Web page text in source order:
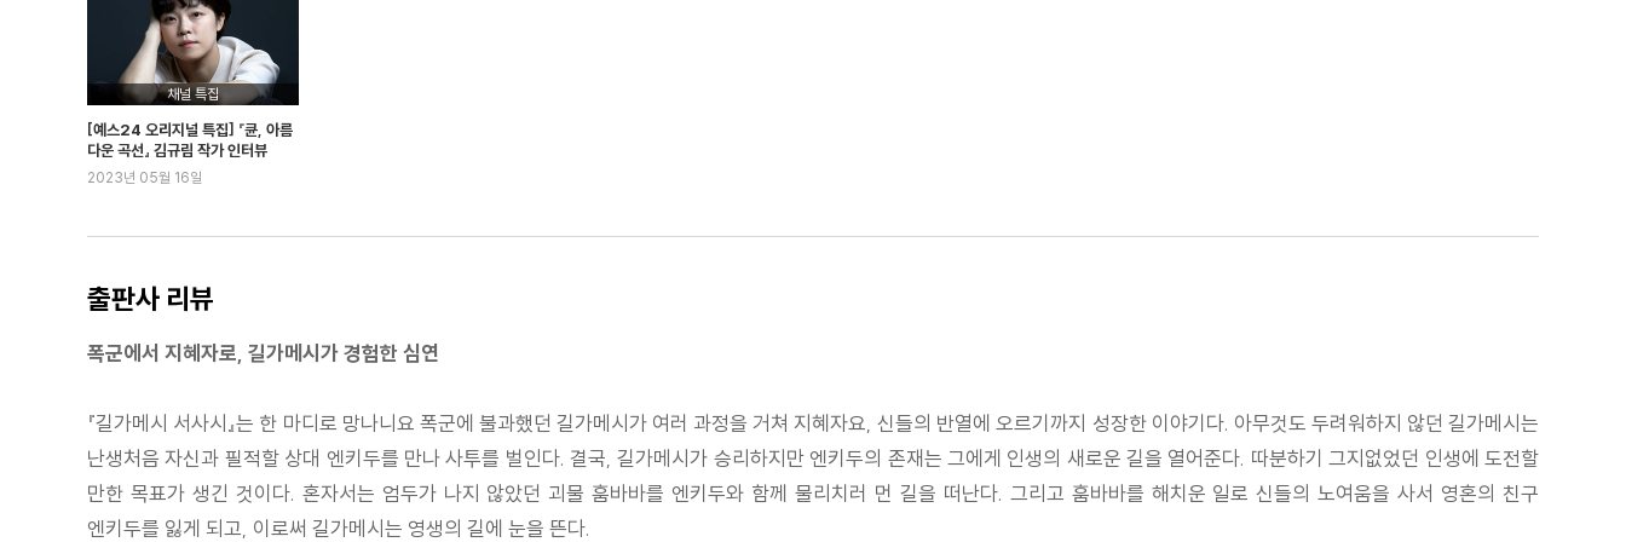
태블릿 XI. 거부당한 영생
태블릿 XII. 부록
2부. 수메르어 길가메시 시들
길가메시와 아카: ‘아카의 사절단’
길가메시와 후와와: ‘산 자의 산으로 가는 왕’과 ‘만만세!’
길가메시와 하늘의 황소: ‘전쟁 영웅’
3부. 바빌로니아 길가메시 서사시의 구버전 파편들
엔키두의 창조
길가메시가 엔키두의 꿈을 꾸다: 엔키두가 우루크에 도착하다
엔키두가 길가메시의 형제가 되다: 삼나무 숲으로의 원정 준비
삼나무 숲으로 가는 길에서 꾼 첫 번째와 두 번째 꿈
채널 특집
[예스24 오리지널 특집] 『큔, 아름
다운 곡선』 김규림 작가 인터뷰
2023년 05월 16일
출판사 리뷰
폭군에서 지혜자로, 길가메시가 경험한 심연
『길가메시 서사시』는 한 마디로 망나니요 폭군에 불과했던 길가메시가 여러 과정을 거쳐 지혜자요, 신들의 반열에 오르기까지 성장한 이야기다. 아무것도 두려워하지 않던 길가메시는
난생처음 자신과 필적할 상대 엔키두를 만나 사투를 벌인다. 결국, 길가메시가 승리하지만 엔키두의 존재는 그에게 인생의 새로운 길을 열어준다. 따분하기 그지없었던 인생에 도전할
만한 목표가 생긴 것이다. 혼자서는 엄두가 나지 않았던 괴물 훔바바를 엔키두와 함께 물리치러 먼 길을 떠난다. 그리고 훔바바를 해치운 일로 신들의 노여움을 사서 영혼의 친구
엔키두를 잃게 되고, 이로써 길가메시는 영생의 길에 눈을 뜬다.